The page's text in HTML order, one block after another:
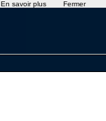
En savoir plus Fermer